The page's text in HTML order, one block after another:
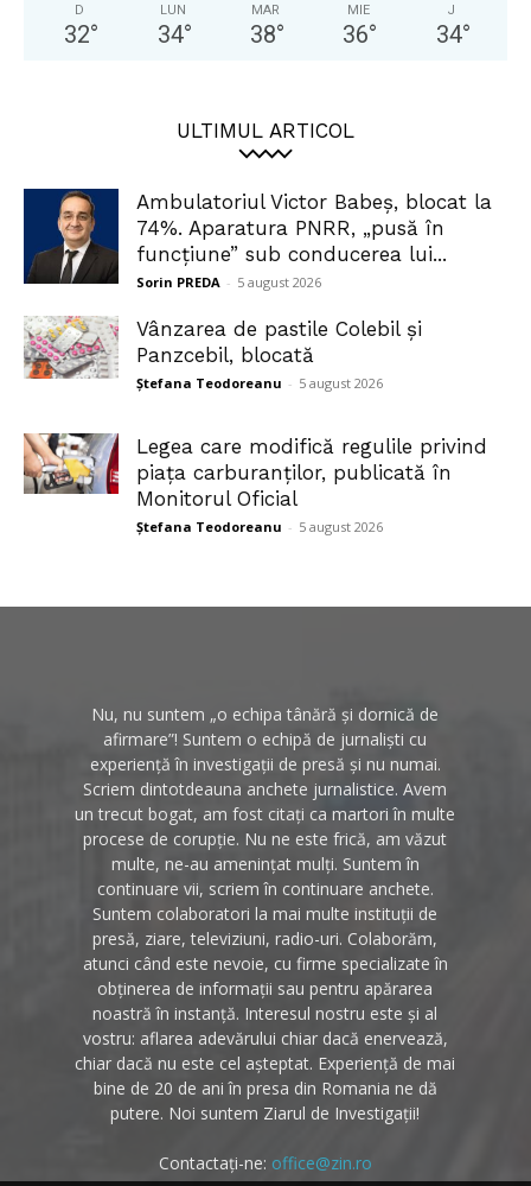
D
32°
LUN
34°
MAR
38°
MIE
36°
J
34°
ULTIMUL ARTICOL
Ambulatoriul Victor Babeș, blocat la
74%. Aparatura PNRR, „pusă în
funcțiune” sub conducerea lui...
Sorin PREDA - 5 august 2026
Vânzarea de pastile Colebil și
Panzcebil, blocată
Ștefana Teodoreanu - 5 august 2026
Legea care modifică regulile privind
piața carburanților, publicată în
Monitorul Oficial
Ștefana Teodoreanu - 5 august 2026
Nu, nu suntem „o echipa tânără și dornică de
afirmare”! Suntem o echipă de jurnaliști cu
experiență în investigații de presă și nu numai.
Scriem dintotdeauna anchete jurnalistice. Avem
un trecut bogat, am fost citați ca martori în multe
procese de corupție. Nu ne este frică, am văzut
multe, ne-au amenințat mulți. Suntem în
continuare vii, scriem în continuare anchete.
Suntem colaboratori la mai multe instituții de
presă, ziare, televiziuni, radio-uri. Colaborăm,
atunci când este nevoie, cu firme specializate în
obținerea de informații sau pentru apărarea
noastră în instanță. Interesul nostru este și al
vostru: aflarea adevărului chiar dacă enervează,
chiar dacă nu este cel așteptat. Experiență de mai
bine de 20 de ani în presa din Romania ne dă
putere. Noi suntem Ziarul de Investigații!
Contactați-ne: office@zin.ro